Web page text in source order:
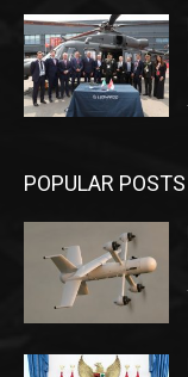
POPULAR POSTS